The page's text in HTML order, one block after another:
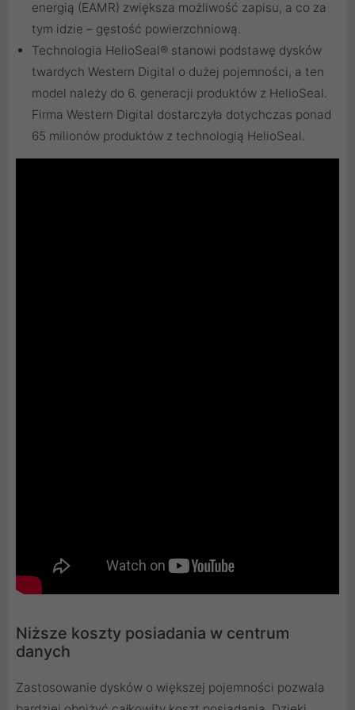
energią (EAMR) zwiększa możliwość zapisu, a co za
tym idzie – gęstość powierzchniową.
Technologia HelioSeal® stanowi podstawę dysków
twardych Western Digital o dużej pojemności, a ten
model należy do 6. generacji produktów z HelioSeal.
Firma Western Digital dostarczyła dotychczas ponad
65 milionów produktów z technologią HelioSeal.
Niższe koszty posiadania w centrum
danych
Zastosowanie dysków o większej pojemności pozwala